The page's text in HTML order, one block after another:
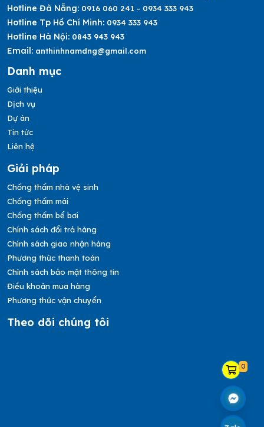
Hotline Đà Nẵng: 0916 060 241 - 0934 333 943
Hotline Tp Hồ Chí Minh: 0934 333 943
Hotline Hà Nội: 0843 943 943
Email: anthinhnamdng@gmail.com
Danh mục
Giới thiệu
Dịch vụ
Dự án
Tin tức
Liên hệ
Giải pháp
Chống thấm nhà vệ sinh
Chống thấm mái
Chống thấm bể bơi
Chính sách đổi trả hàng
Chính sách giao nhận hàng
Phương thức thanh toán
Chính sách bảo mật thông tin
Điều khoản mua hàng
Phương thức vận chuyển
Theo dõi chúng tôi
0